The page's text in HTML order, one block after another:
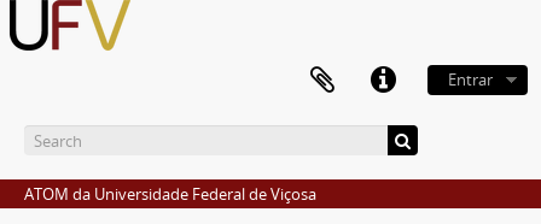
Entrar
ATOM da Universidade Federal de Viçosa